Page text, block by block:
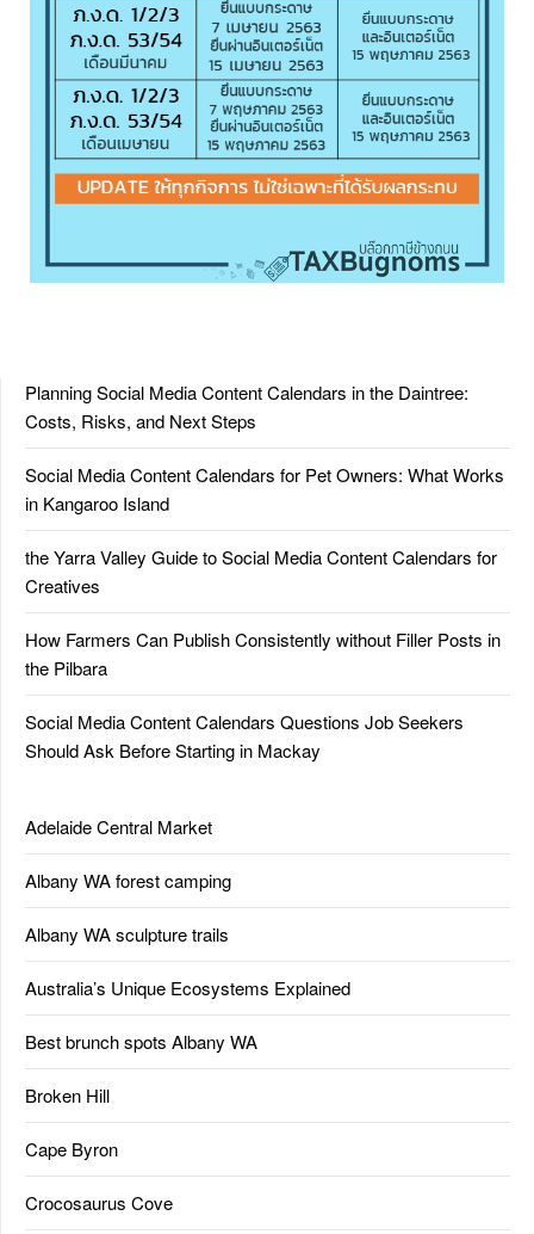
Planning Social Media Content Calendars in the Daintree:
Costs, Risks, and Next Steps
Social Media Content Calendars for Pet Owners: What Works
in Kangaroo Island
the Yarra Valley Guide to Social Media Content Calendars for
Creatives
How Farmers Can Publish Consistently without Filler Posts in
the Pilbara
Social Media Content Calendars Questions Job Seekers
Should Ask Before Starting in Mackay
Adelaide Central Market
Albany WA forest camping
Albany WA sculpture trails
Australia’s Unique Ecosystems Explained
Best brunch spots Albany WA
Broken Hill
Cape Byron
Crocosaurus Cove